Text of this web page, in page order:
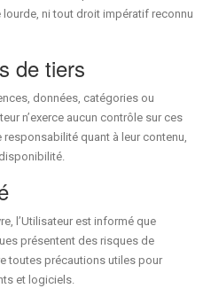
lourde, ni tout droit impératif reconnu
de tiers
données, catégories ou
n’exerce aucun contrôle sur ces
quant à leur contenu,
l’Utilisateur est informé que
présentent des risques de
toutes précautions utiles pour
et logiciels.